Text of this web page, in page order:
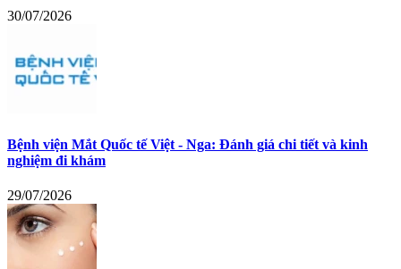
30/07/2026
Bệnh viện Mắt Quốc tế Việt - Nga: Đánh giá chi tiết và kinh
nghiệm đi khám
29/07/2026